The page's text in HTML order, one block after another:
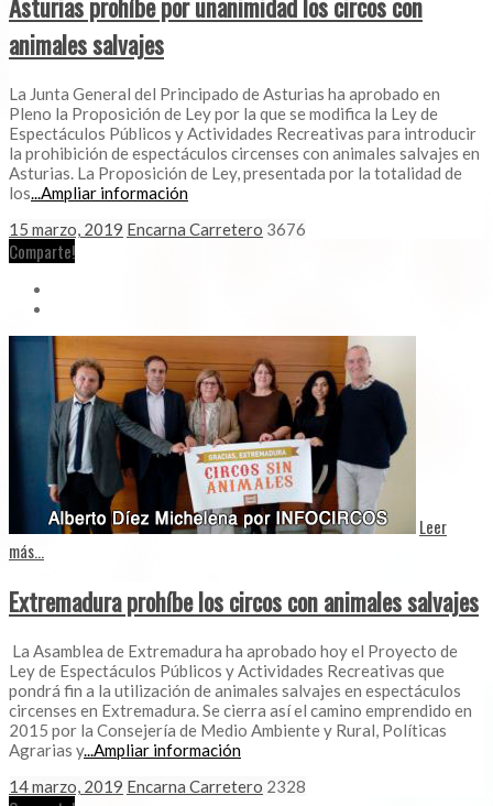
animales salvajes
La Junta General del Principado de Asturias ha aprobado en
Pleno la Proposición de Ley por la que se modifica la Ley de
Espectáculos Públicos y Actividades Recreativas para introducir
la prohibición de espectáculos circenses con animales salvajes en
Asturias. La Proposición de Ley, presentada por la totalidad de
los...Ampliar información
15 marzo, 2019 Encarna Carretero 3676
Comparte!
Leer
más...
Extremadura prohíbe los circos con animales salvajes
La Asamblea de Extremadura ha aprobado hoy el Proyecto de
Ley de Espectáculos Públicos y Actividades Recreativas que
pondrá fin a la utilización de animales salvajes en espectáculos
circenses en Extremadura. Se cierra así el camino emprendido en
2015 por la Consejería de Medio Ambiente y Rural, Políticas
Agrarias y...Ampliar información
14 marzo, 2019 Encarna Carretero 2328